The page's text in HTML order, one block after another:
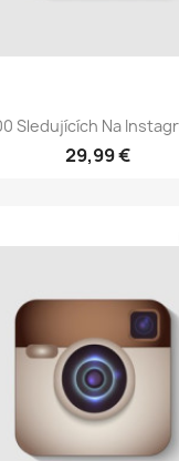
Sledujících Na
29,99 €